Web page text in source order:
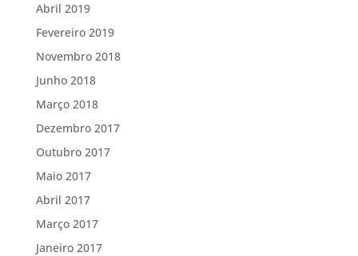
Abril 2019
Fevereiro 2019
Novembro 2018
Junho 2018
Março 2018
Dezembro 2017
Outubro 2017
Maio 2017
Abril 2017
Março 2017
Janeiro 2017